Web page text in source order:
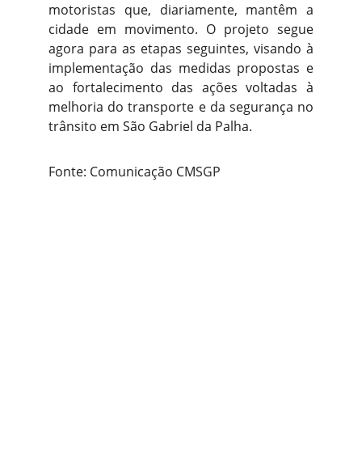
motoristas que, diariamente, mantêm a
cidade em movimento. O projeto segue
agora para as etapas seguintes, visando à
implementação das medidas propostas e
ao fortalecimento das ações voltadas à
melhoria do transporte e da segurança no
trânsito em São Gabriel da Palha.
Fonte: Comunicação CMSGP